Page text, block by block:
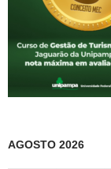
AGOSTO 2026